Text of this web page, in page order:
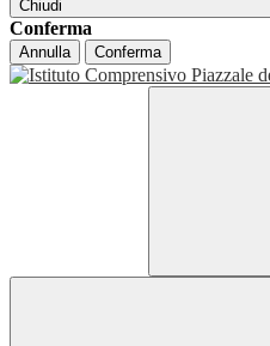
Chiudi
Conferma
Annulla Conferma